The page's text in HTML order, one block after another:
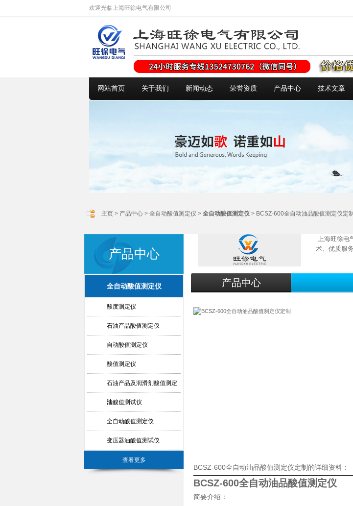
欢迎光临上海旺徐电气有限公司
网站首页 关于我们 新闻动态 荣誉资质 产品中心 技术文章
主页 > 产品中心 > 全自动酸值测定仪 > 全自动酸值测定仪 > BCSZ-600全自动油品酸值测定仪定制
产品中心
全自动酸值测定仪
酸度测定仪
石油产品酸值测定仪
自动酸值测定仪
酸值测定仪
石油产品及润滑剂酸值测定
法
油酸值测试仪
全自动酸值测定仪
变压器油酸值测试仪
查看更多
上海旺徐电
术、优质服
产品中心
BCSZ-600全自动油品酸值测定仪定制的详细资料：
BCSZ-600全自动油品酸值测定仪
简要介绍：